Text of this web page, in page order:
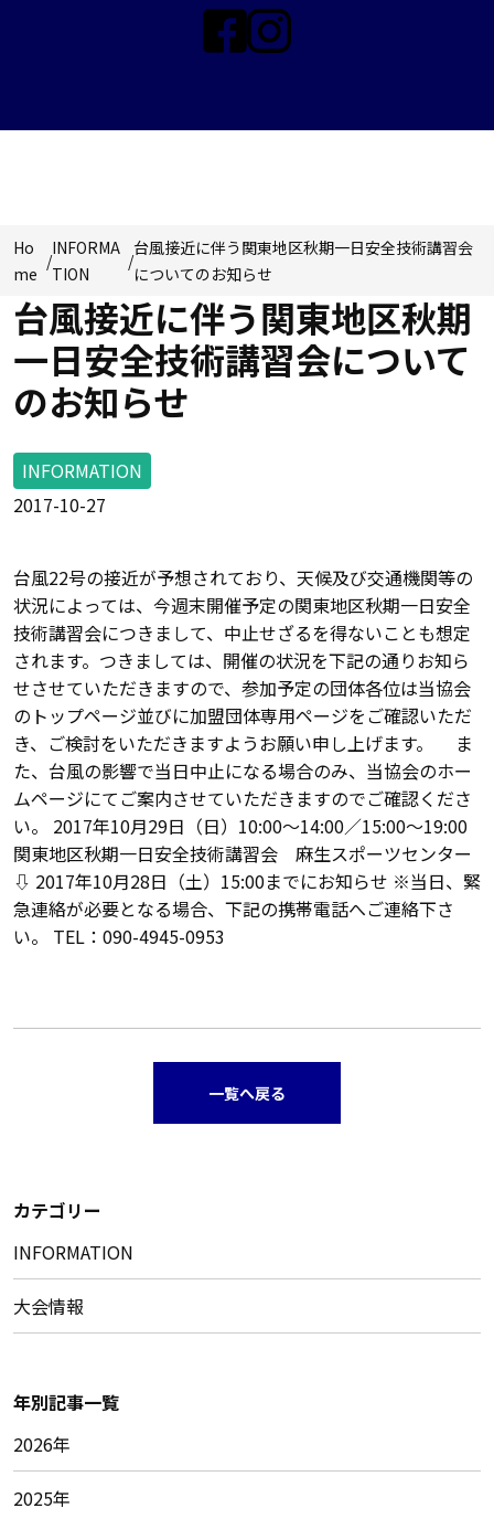
Ho
me
/
INFORMA
TION
/
台風接近に伴う関東地区秋期一日安全技術講習会
についてのお知らせ
台風接近に伴う関東地区秋期
一日安全技術講習会について
のお知らせ
INFORMATION
2017-10-27
台風22号の接近が予想されており、天候及び交通機関等の
状況によっては、今週末開催予定の関東地区秋期一日安全
技術講習会につきまして、中止せざるを得ないことも想定
されます。つきましては、開催の状況を下記の通りお知ら
せさせていただきますので、参加予定の団体各位は当協会
のトップページ並びに加盟団体専用ページをご確認いただ
き、ご検討をいただきますようお願い申し上げます。 ま
た、台風の影響で当日中止になる場合のみ、当協会のホー
ムページにてご案内させていただきますのでご確認くださ
い。 2017年10月29日（日）10:00～14:00／15:00～19:00
関東地区秋期一日安全技術講習会 麻生スポーツセンター
⇩ 2017年10月28日（土）15:00までにお知らせ ※当日、緊
急連絡が必要となる場合、下記の携帯電話へご連絡下さ
い。 TEL：090-4945-0953
一覧へ戻る
カテゴリー
INFORMATION
大会情報
年別記事一覧
2026年
2025年